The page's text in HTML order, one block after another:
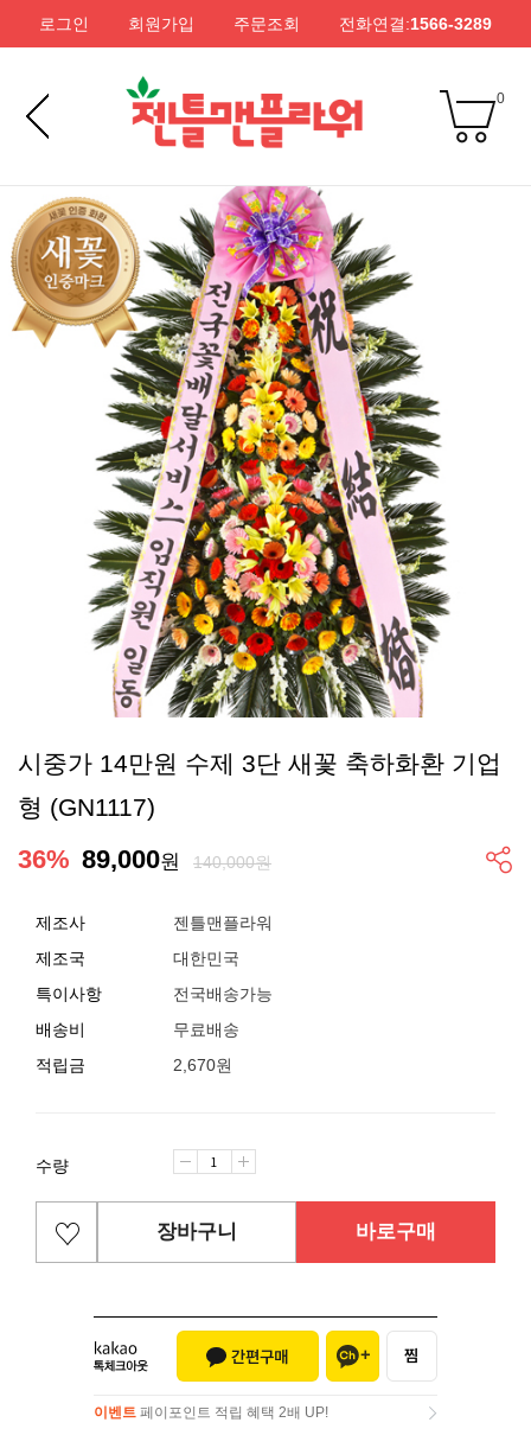
로그인 회원가입 주문조회 전화연결:1566-3289
0
시중가 14만원 수제 3단 새꽃 축하화환 기업
형 (GN1117)
36% 89,000원 140,000원
제조사
젠틀맨플라워
제조국
대한민국
특이사항
전국배송가능
배송비
무료배송
적립금
2,670원
수량
장바구니 바로구매
이벤트 페이포인트 적립 혜택 2배 UP!